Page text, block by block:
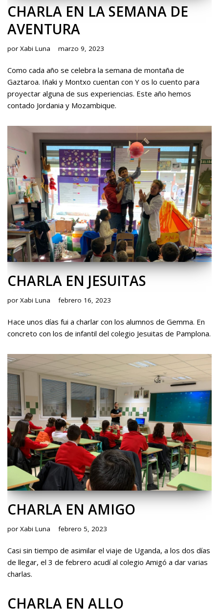
CHARLA EN LA SEMANA DE
AVENTURA
por Xabi Luna marzo 9, 2023
Como cada año se celebra la semana de montaña de
Gaztaroa. Iñaki y Montxo cuentan con Y os lo cuento para
proyectar alguna de sus experiencias. Este año hemos
contado Jordania y Mozambique.
CHARLA EN JESUITAS
por Xabi Luna febrero 16, 2023
Hace unos días fui a charlar con los alumnos de Gemma. En
concreto con los de infantil del colegio Jesuitas de Pamplona.
CHARLA EN AMIGO
por Xabi Luna febrero 5, 2023
Casi sin tiempo de asimilar el viaje de Uganda, a los dos días
de llegar, el 3 de febrero acudí al colegio Amigó a dar varias
charlas.
CHARLA EN ALLO